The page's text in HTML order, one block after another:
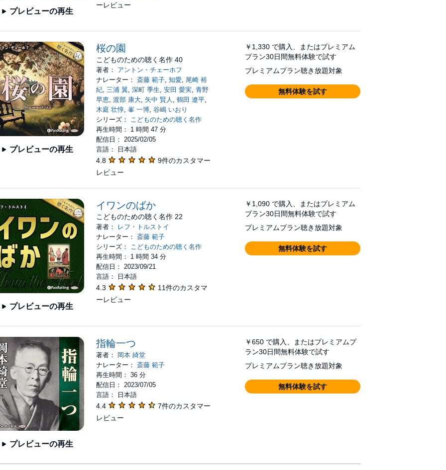
プレビューの再生
ーレビュー
プレビューの再生
桜の園
こどものための聴く名作 40
著者： アントン・チェーホフ
ナレーター：斎藤 範子,知愛, 尾崎 裕
紀,三浦 翼,深町 季生,安田 愛実,青野
早恵,渡部 康大, 矢中 賢人 ,鶴田 遼平,
木庭 壮惇,峯 一博,谷嶋 いおり
シリーズ： こどものための聴く名作
再生時間： 1 時間 47 分
配信日： 2025/02/05
言語： 日本語
4.8
9件のカスタマー
レビュー
￥1,330 で購入、またはプレミアム
プラン30日間無料体験で試す
プレミアムプラン聴き放題対象
無料体験を試す
プレビューの再生
イワンのばか
こどものための聴く名作 22
著者：
レフ・トルストイ
ナレーター：斎藤 範子
シリーズ： こどものための聴く名作
再生時間： 1 時間 34 分
配信日： 2023/09/21
言語： 日本語
4.3
11件のカスタマ
ーレビュー
￥1,090 で購入、またはプレミアム
プラン30日間無料体験で試す
プレミアムプラン聴き放題対象
無料体験を試す
プレビューの再生
指輪一つ
著者： 岡本 綺堂
ナレーター：斎藤 範子
再生時間： 36 分
配信日： 2023/07/05
言語： 日本語
4.4
7件のカスタマー
レビュー
￥650 で購入、またはプレミアムプ
ラン30日間無料体験で試す
プレミアムプラン聴き放題対象
無料体験を試す